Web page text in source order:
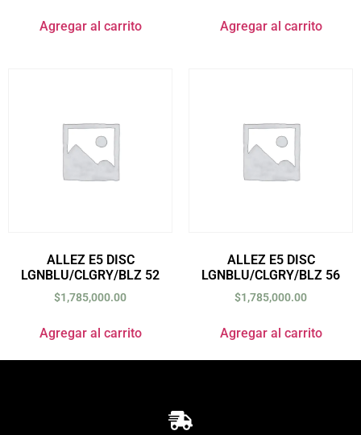
Agregar al carrito Agregar al carrito
ALLEZ E5 DISC
LGNBLU/CLGRY/BLZ 52
$1,785,000.00
Agregar al carrito
ALLEZ E5 DISC
LGNBLU/CLGRY/BLZ 56
$1,785,000.00
Agregar al carrito